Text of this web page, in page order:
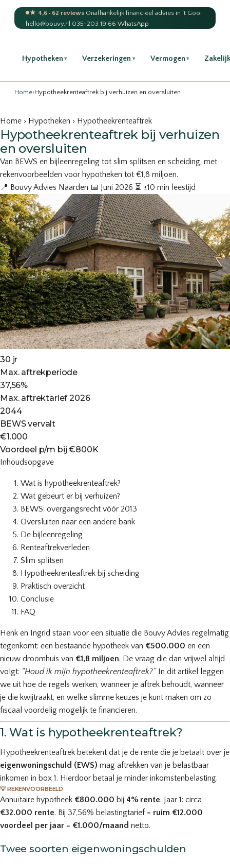
★ 4,6 · 62 reviews·Onafhankelijk financieel advies in 't Gooi
hello@bouvy.nl·035-203 19 66·WhatsApp
Hypotheken ▾ Verzekeringen ▾ Vermogen ▾
Home›Hypotheekrenteaftrek bij verhuizen en oversluiten
Home › Hypotheken › Hypotheekrenteaftrek
Hypotheekrenteaftrek bij verhuizen
en oversluiten
Van BEWS en bijleenregeling tot slim splitsen en scheiding, met
rekenvoorbeelden voor hypotheken tot €1,8 miljoen.
📍 Bouvy Advies Naarden 📅 Juni 2026 ⏳ ±10 min leestijd
30 jr
Max. aftrekperiode
37,56%
Max. aftrektarief 2026
2044
BEWS vervalt
€1.000
Voordeel p/m bij €800K
Inhoudsopgave
Wat is hypotheekrenteaftrek?
Wat gebeurt er bij verhuizen?
BEWS: overgangsrecht vóór 2013
Oversluiten naar een andere bank
De bijleenregeling
Renteaftrekverleden
Slim splitsen
Hypotheekrenteaftrek bij scheiding
Praktisch overzicht
Conclusie
FAQ
Henk en Ingrid staan voor een situatie die Bouvy Advies regelmatig
tegenkomt: een bestaande hypotheek van €500.000 en een
nieuw droomhuis van €1,8 miljoen. De vraag die dan vrijwel altijd
volgt: “Houd ik mijn hypotheekrenteaftrek?”In dit artikel leggen
we uit hoe de regels werken, wanneer je aftrek behoudt, wanneer
je die kwijtraakt, en welke slimme keuzes je kunt maken om zo
fiscaal voordelig mogelijk te financieren.
1. Wat is hypotheekrenteaftrek?
Hypotheekrenteaftrek betekent dat je de rente die je betaalt over je
eigenwoningschuld (EWS) mag aftrekken van je belastbaar
inkomen in box 1. Hierdoor betaal je minder inkomstenbelasting.
💡 REKENVOORBEELD
Annuïtaire hypotheek €800.000 bij 4% rente. Jaar 1: circa
€32.000 rente. Bij 37,56% belastingtarief = ruim €12.000
voordeel per jaar = €1.000/maand netto.
Twee soorten eigenwoningschulden